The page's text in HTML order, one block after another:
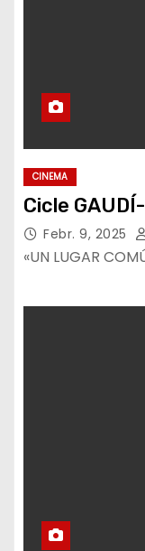
CINEMA
Cicle GAUDÍ-
Febr. 9, 2025
«UN LUGAR